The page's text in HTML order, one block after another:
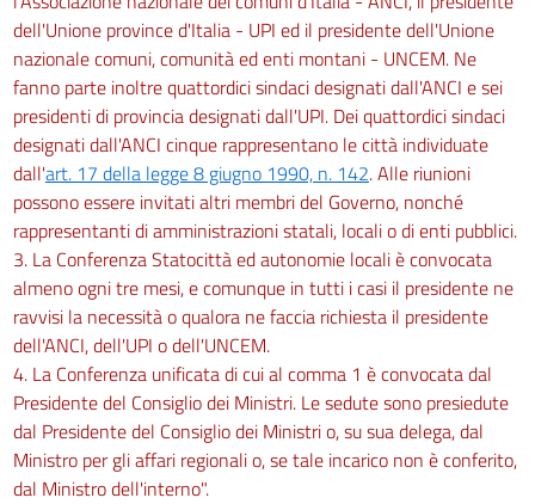
dell'Unione province d'Italia - UPI ed il presidente dell'Unione
nazionale comuni, comunità ed enti montani - UNCEM. Ne
fanno parte inoltre quattordici sindaci designati dall'ANCI e sei
presidenti di provincia designati dall'UPI. Dei quattordici sindaci
designati dall'ANCI cinque rappresentano le città individuate
dall'art. 17 della legge 8 giugno 1990, n. 142. Alle riunioni
possono essere invitati altri membri del Governo, nonché
rappresentanti di amministrazioni statali, locali o di enti pubblici.
3. La Conferenza Statocittà ed autonomie locali è convocata
almeno ogni tre mesi, e comunque in tutti i casi il presidente ne
ravvisi la necessità o qualora ne faccia richiesta il presidente
dell'ANCI, dell'UPI o dell'UNCEM.
4. La Conferenza unificata di cui al comma 1 è convocata dal
Presidente del Consiglio dei Ministri. Le sedute sono presiedute
dal Presidente del Consiglio dei Ministri o, su sua delega, dal
Ministro per gli affari regionali o, se tale incarico non è conferito,
dal Ministro dell'interno".